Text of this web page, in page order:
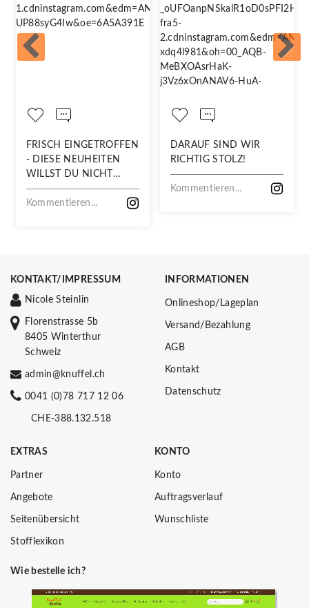
FRISCH EINGETROFFEN
- DIESE NEUHEITEN
WILLST DU NICHT
VERPASSEN!
Kommentieren...
DARAUF SIND WIR
RICHTIG STOLZ!
Kommentieren...
KONTAKT/IMPRESSUM
Nicole Steinlin
Florenstrasse 5b
8405 Winterthur
Schweiz
admin@knuffel.ch
0041 (0)78 717 12 06
CHE-388.132.518
INFORMATIONEN
Onlineshop/Lageplan
Versand/Bezahlung
AGB
Kontakt
Datenschutz
EXTRAS
Partner
Angebote
Seitenübersicht
Stofflexikon
KONTO
Konto
Auftragsverlauf
Wunschliste
Wie bestelle ich?